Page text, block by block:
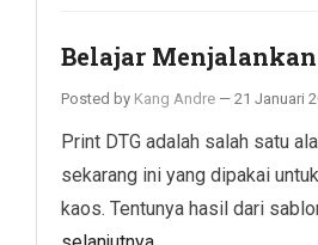
Belajar
Posted by Kang Andre — 21 Januari
Print DTG adalah salah satu
sekarang ini yang dipakai
kaos. Tentunya hasil dari